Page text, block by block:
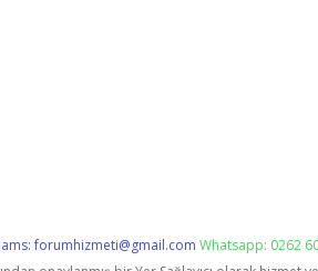
forumhizmeti@gmail.com Whatsapp: 0262